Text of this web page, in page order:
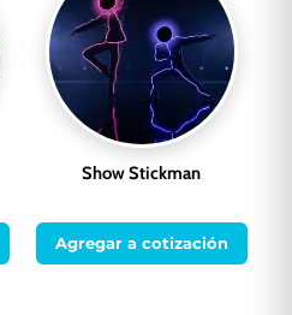
Show Stickman
Agregar a cotización